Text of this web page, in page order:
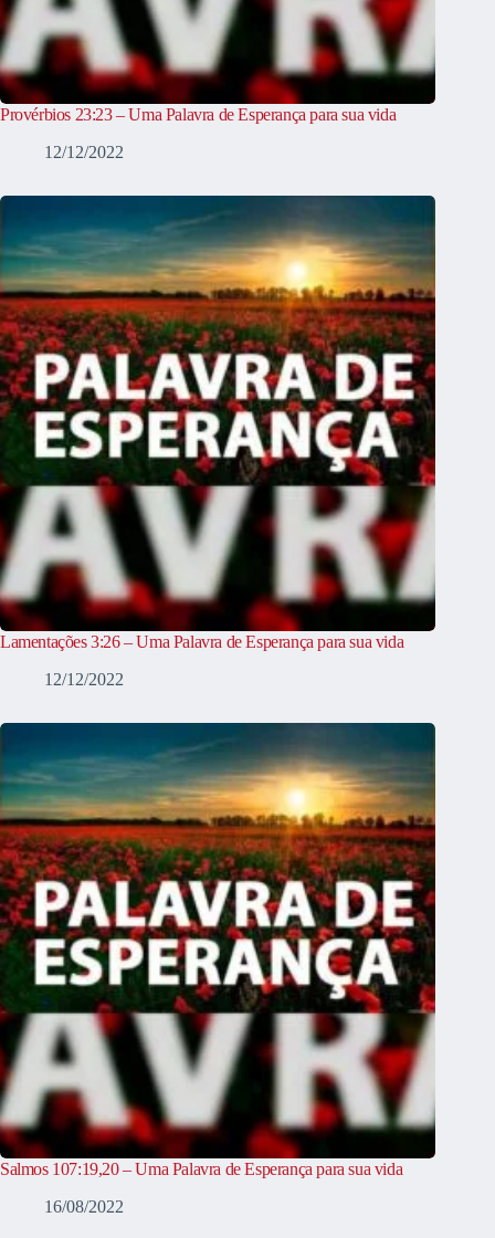
Provérbios 23:23 – Uma Palavra de Esperança para sua vida
12/12/2022
Lamentações 3:26 – Uma Palavra de Esperança para sua vida
12/12/2022
Salmos 107:19,20 – Uma Palavra de Esperança para sua vida
16/08/2022